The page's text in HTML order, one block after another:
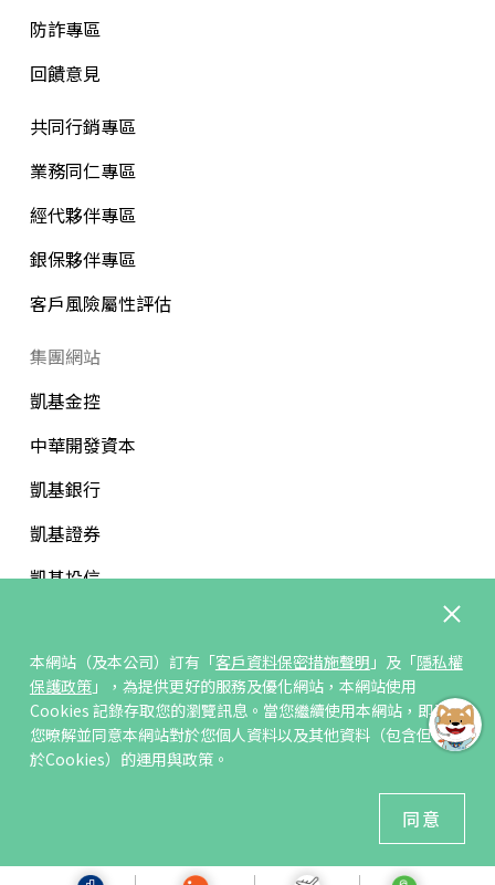
本網站（及本公司）訂有「客戶資料保密措施聲明 」及「隱私權
保護政策」，為提供更好的服務及優化網站，本網站使用
Cookies 記錄存取您的瀏覽訊息。當您繼續使用本網站，即表示
您暸解並同意本網站對於您個人資料以及其他資料（包含但不限
於Cookies）的運用與政策。
同意
防詐專區
回饋意見
共同行銷專區
業務同仁專區
經代夥伴專區
銀保夥伴專區
客戶風險屬性評估
集團網站
凱基金控
中華開發資本
凱基銀行
凱基證券
凱基投信
訂閱/取消電子報